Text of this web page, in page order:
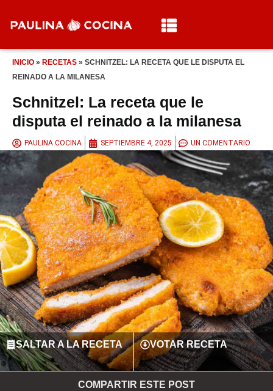
INICIO » RECETAS » SCHNITZEL: LA RECETA QUE LE DISPUTA EL
REINADO A LA MILANESA
Schnitzel: La receta que le
disputa el reinado a la milanesa
PAULINA COCINA SEPTIEMBRE 4, 2025 UN COMENTARIO
SALTAR A LA RECETA VOTAR RECETA
COMPARTIR ESTE POST